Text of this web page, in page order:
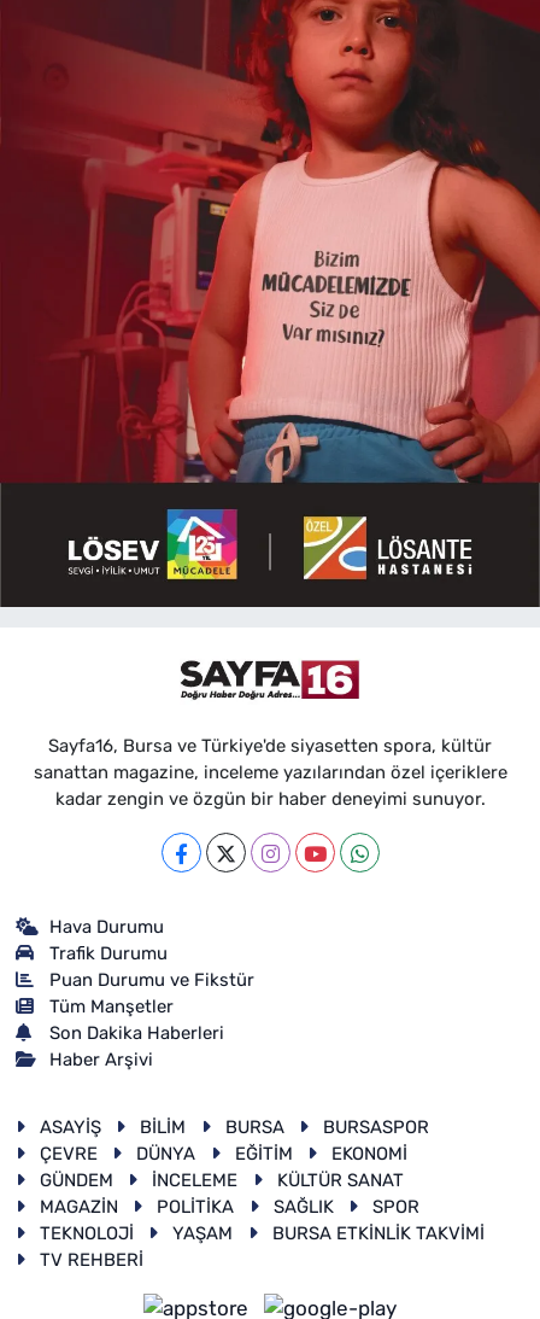
Sayfa16, Bursa ve Türkiye'de siyasetten spora, kültür
sanattan magazine, inceleme yazılarından özel içeriklere
kadar zengin ve özgün bir haber deneyimi sunuyor.
Hava Durumu
Trafik Durumu
Puan Durumu ve Fikstür
Tüm Manşetler
Son Dakika Haberleri
Haber Arşivi
ASAYİŞ BİLİM BURSA
BURSASPOR
ÇEVRE
DÜNYA EĞİTİM
EKONOMİ
GÜNDEM
İNCELEME
KÜLTÜR SANAT
MAGAZİN
POLİTİKA SAĞLIK
SPOR
TEKNOLOJİ
YAŞAM
BURSA ETKİNLİK TAKVİMİ
TV REHBERİ